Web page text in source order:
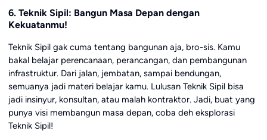
6. Teknik Sipil: Bangun Masa Depan dengan
Kekuatanmu!
Teknik Sipil gak cuma tentang bangunan aja, bro-sis. Kamu
bakal belajar perencanaan, perancangan, dan pembangunan
infrastruktur. Dari jalan, jembatan, sampai bendungan,
semuanya jadi materi belajar kamu. Lulusan Teknik Sipil bisa
jadi insinyur, konsultan, atau malah kontraktor. Jadi, buat yang
punya visi membangun masa depan, coba deh eksplorasi
Teknik Sipil!